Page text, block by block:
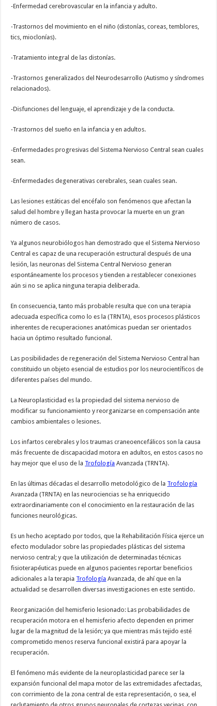
-Enfermedad cerebrovascular en la infancia y adulto.
-Trastornos del movimiento en el niño (distonías, coreas, temblores,
tics, mioclonías).
-Tratamiento integral de las distonías.
-Trastornos generalizados del Neurodesarrollo (Autismo y síndromes
relacionados).
-Disfunciones del lenguaje, el aprendizaje y de la conducta.
-Trastornos del sueño en la infancia y en adultos.
-Enfermedades progresivas del Sistema Nervioso Central sean cuales
sean.
-Enfermedades degenerativas cerebrales, sean cuales sean.
Las lesiones estáticas del encéfalo son fenómenos que afectan la
salud del hombre y llegan hasta provocar la muerte en un gran
número de casos.
Ya algunos neurobiólogos han demostrado que el Sistema Nervioso
Central es capaz de una recuperación estructural después de una
lesión, las neuronas del Sistema Central Nervioso generan
espontáneamente los procesos y tienden a restablecer conexiones
aún si no se aplica ninguna terapia deliberada.
En consecuencia, tanto más probable resulta que con una terapia
adecuada específica como lo es la (TRNTA), esos procesos plásticos
inherentes de recuperaciones anatómicas puedan ser orientados
hacia un óptimo resultado funcional.
Las posibilidades de regeneración del Sistema Nervioso Central han
constituido un objeto esencial de estudios por los neurocientíficos de
diferentes países del mundo.
La Neuroplasticidad es la propiedad del sistema nervioso de
modificar su funcionamiento y reorganizarse en compensación ante
cambios ambientales o lesiones.
Los infartos cerebrales y los traumas craneoencefálicos son la causa
más frecuente de discapacidad motora en adultos, en estos casos no
hay mejor que el uso de la Trofología Avanzada (TRNTA).
En las últimas décadas el desarrollo metodológico de la Trofología
Avanzada (TRNTA) en las neurociencias se ha enriquecido
extraordinariamente con el conocimiento en la restauración de las
funciones neurológicas.
Es un hecho aceptado por todos, que la Rehabilitación Física ejerce un
efecto modulador sobre las propiedades plásticas del sistema
nervioso central; y que la utilización de determinadas técnicas
fisioterapéuticas puede en algunos pacientes reportar beneficios
adicionales a la terapia Trofología Avanzada, de ahí que en la
actualidad se desarrollen diversas investigaciones en este sentido.
Reorganización del hemisferio lesionado: Las probabilidades de
recuperación motora en el hemisferio afecto dependen en primer
lugar de la magnitud de la lesión; ya que mientras más tejido esté
comprometido menos reserva funcional existirá para apoyar la
recuperación.
El fenómeno más evidente de la neuroplasticidad parece ser la
expansión funcional del mapa motor de las extremidades afectadas,
con corrimiento de la zona central de esta representación, o sea, el